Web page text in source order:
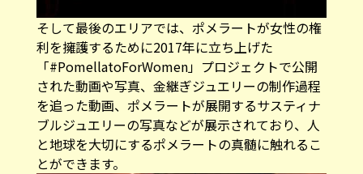
そして最後のエリアでは、ポメラートが女性の権
利を擁護するために2017年に立ち上げた
「#PomellatoForWomen」プロジェクトで公開
された動画や写真、金継ぎジュエリーの制作過程
を追った動画、ポメラートが展開するサスティナ
ブルジュエリーの写真などが展示されており、人
と地球を大切にするポメラートの真髄に触れるこ
とができます。